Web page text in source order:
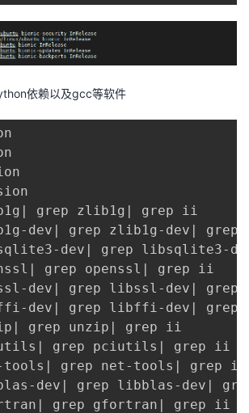
依赖以及gcc等软件
grep zlib1g| grep ii
dev| grep zlib1g-dev|
dev| grep libsqlite3-
grep openssl| grep ii
dev| grep libssl-dev|
dev| grep libffi-dev|
grep unzip| grep ii
grep pciutils| grep ii
tools| grep net-tools| grep ii
dev| grep libblas-dev|
grep gfortran| grep ii